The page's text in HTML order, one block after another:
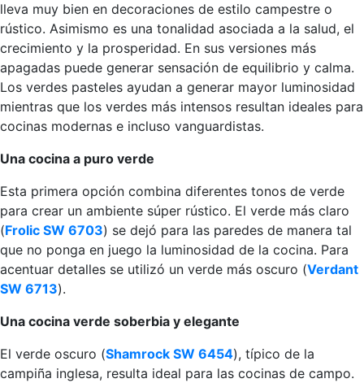
lleva muy bien en decoraciones de estilo campestre o
rústico. Asimismo es una tonalidad asociada a la salud, el
crecimiento y la prosperidad. En sus versiones más
apagadas puede generar sensación de equilibrio y calma.
Los verdes pasteles ayudan a generar mayor luminosidad
mientras que los verdes más intensos resultan ideales para
cocinas modernas e incluso vanguardistas.
Una cocina a puro verde
Esta primera opción combina diferentes tonos de verde
para crear un ambiente súper rústico. El verde más claro
(Frolic SW 6703) se dejó para las paredes de manera tal
que no ponga en juego la luminosidad de la cocina. Para
acentuar detalles se utilizó un verde más oscuro (Verdant
SW 6713).
Una cocina verde soberbia y elegante
El verde oscuro (Shamrock SW 6454), típico de la
campiña inglesa, resulta ideal para las cocinas de campo.